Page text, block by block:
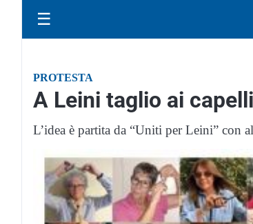
☰
PROTESTA
A Leini taglio ai
L’idea è partita da “Uniti per Leini” con